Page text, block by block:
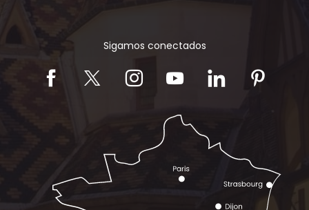
Sigamos conectados